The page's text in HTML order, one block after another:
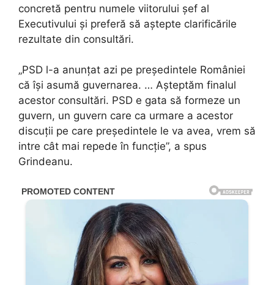
concretă pentru numele viitorului șef al
Executivului și preferă să aștepte clarificările
rezultate din consultări.
„PSD l-a anunțat azi pe președintele României
că își asumă guvernarea. … Așteptăm finalul
acestor consultări. PSD e gata să formeze un
guvern, un guvern care ca urmare a acestor
discuții pe care președintele le va avea, vrem să
intre cât mai repede în funcție”, a spus
Grindeanu.